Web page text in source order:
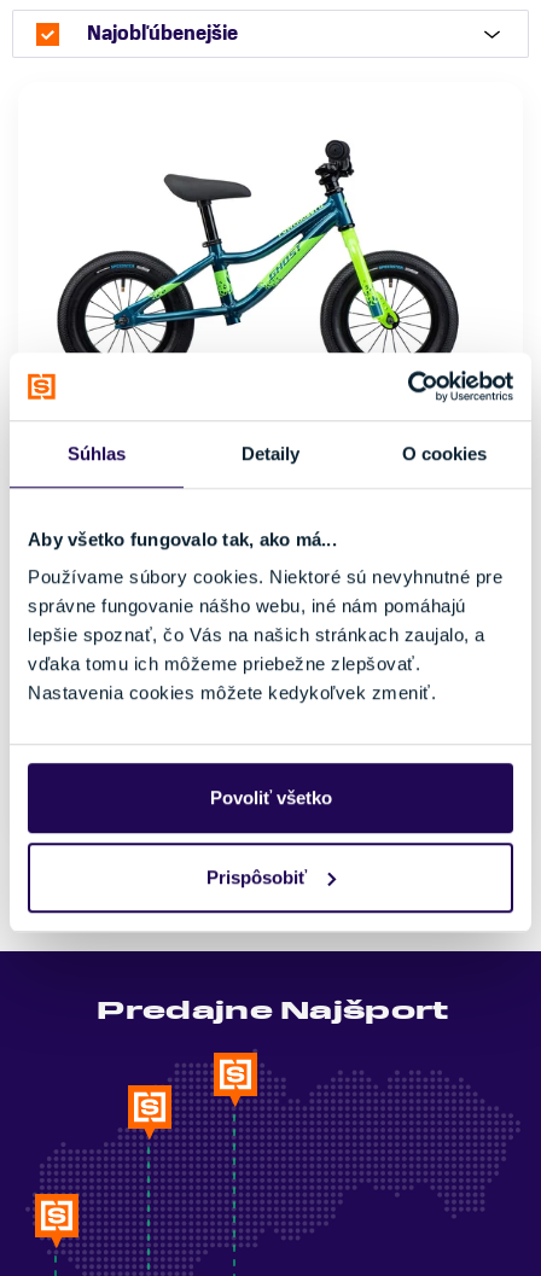
Súhlas Detaily O cookies
Aby všetko fungovalo tak, ako má...
Používame súbory cookies. Niektoré sú nevyhnutné pre
správne fungovanie nášho webu, iné nám pomáhajú
lepšie spoznať, čo Vás na našich stránkach zaujalo, a
vďaka tomu ich môžeme priebežne zlepšovať.
Nastavenia cookies môžete kedykoľvek zmeniť.
Povoliť všetko
Prispôsobiť
Najobľúbenejšie
Odrážadlo Ghost Powerkiddy 12 Dirty Blue/Metallic Lime
-45 %
179,00 €
98,45 €
Cyklistika
Hliník
Nosnosť
do 100 kg
12"
95 - 100 cm
Posledný kus skladom
Pozreli ste si 1 z 1 produktov.
Predajne Najšport